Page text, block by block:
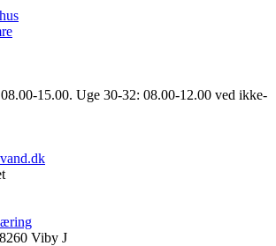
15.00. Uge 30-32: 08.00-12.00 ved ikke-
Viby J